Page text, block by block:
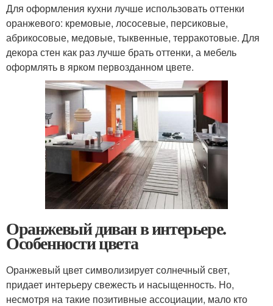
Для оформления кухни лучше использовать оттенки
оранжевого: кремовые, лососевые, персиковые,
абрикосовые, медовые, тыквенные, терракотовые. Для
декора стен как раз лучше брать оттенки, а мебель
оформлять в ярком первозданном цвете.
Оранжевый диван в интерьере.
Особенности цвета
Оранжевый цвет символизирует солнечный свет,
придает интерьеру свежесть и насыщенность. Но,
несмотря на такие позитивные ассоциации, мало кто